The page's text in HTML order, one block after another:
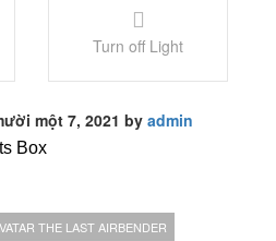
Turn off Light
một 7, 2021 by admin
Box
THE LAST AIRBENDER